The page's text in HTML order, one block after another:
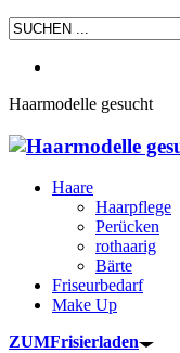
Haarmodelle gesucht
Haare
Haarpflege
Perücken
rothaarig
Bärte
Friseurbedarf
Make Up
ZUMFrisierladen